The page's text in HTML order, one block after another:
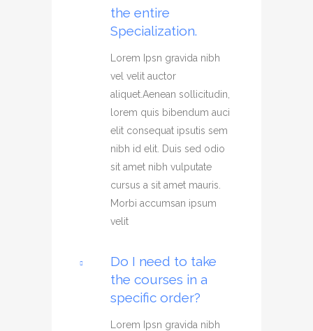
the entire
Specialization.
Lorem Ipsn gravida nibh
vel velit auctor
aliquet.Aenean sollicitudin,
lorem quis bibendum auci
elit consequat ipsutis sem
nibh id elit. Duis sed odio
sit amet nibh vulputate
cursus a sit amet mauris.
Morbi accumsan ipsum
velit
Do I need to take
the courses in a
specific order?
Lorem Ipsn gravida nibh